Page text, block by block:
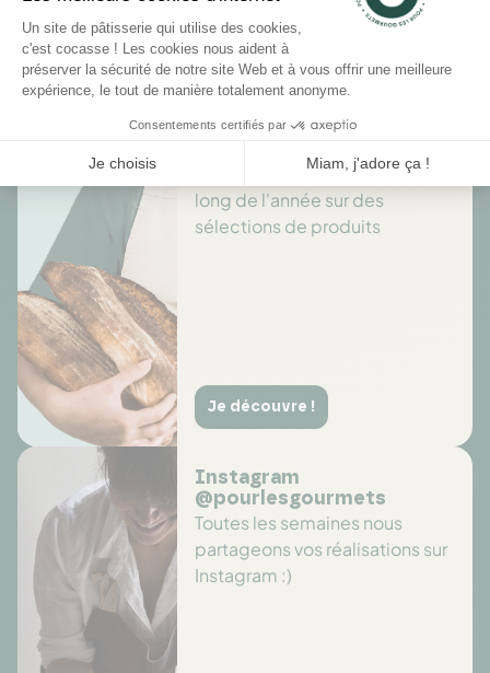
Il n'y a pas encore d'avis pour ce produit.
Profitez de promotions tout au
long de l'année sur des
sélections de produits
Je découvre !
Instagram
@pourlesgourmets
Toutes les semaines nous
partageons vos réalisations sur
Instagram :)